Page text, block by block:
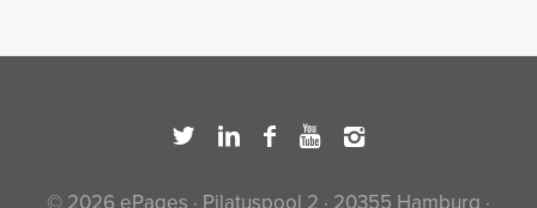
© 2026 ePages · Pilatuspool 2 · 20355 Hamburg ·